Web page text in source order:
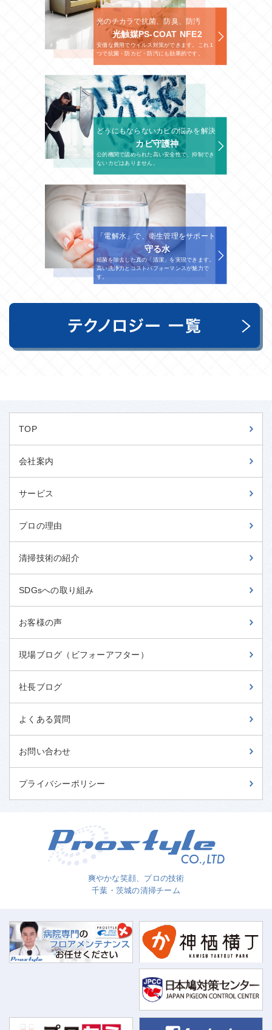
光のチカラで抗菌、防臭、防汚
光触媒PS-COAT NFE2
安価な費用でウイルス対策ができます。これ１
つで抗菌・防カビ・防汚にも効果的です。
どうにもならないカビの悩みを解決
カビ守護神
公的機関で認められた高い安全性で、抑制でき
ないカビはありません。
「電解水」で、衛生管理をサポート
守る水
細菌を除去した真の「清潔」を実現できます。
高い洗浄力とコストパフォーマンスが魅力で
す。
TOP
会社案内
サービス
プロの理由
清掃技術の紹介
SDGsへの取り組み
お客様の声
現場ブログ（ビフォーアフター）
社長ブログ
よくある質問
お問い合わせ
プライバシーポリシー
爽やかな笑顔、プロの技術
千葉・茨城の清掃チーム